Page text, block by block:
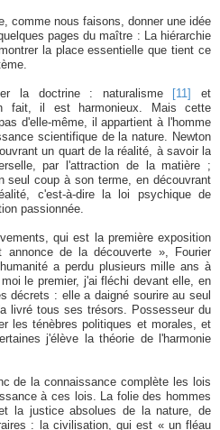
comme nous faisons, donner une idée
pages du maître : La hiérarchie
la place essentielle que tient ce
la doctrine : naturalisme [11]
et
fait, il est harmonieux. Mais cette
d'elle-même, il appartient à l'homme
scientifique de la nature. Newton
un quart de la réalité, à savoir la
par l'attraction de la matière ;
seul coup à son terme, en découvrant
c'est-à-dire la loi psychique de
passionnée.
qui est la première exposition
de la découverte », Fourier
a perdu plusieurs mille ans à
le premier, j'ai fléchi devant elle, en
décrets : elle a daigné sourire au seul
livré tous ses trésors. Possesseur du
les ténèbres politiques et morales, et
j'élève la théorie de l'harmonie
de la connaissance complète les lois
à ces lois. La folie des hommes
la justice absolues de la nature, de
: la civilisation, qui est « un fléau